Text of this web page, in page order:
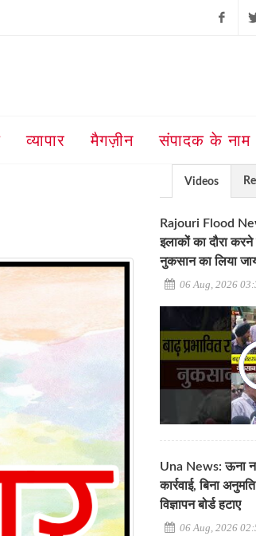
व्यापार मैगज़ीन संपादक के नाम
Videos
Rajouri Flood
इलाकों का दौरा
नुकसान का लिया
06 Aug, 2026
Una News: ऊना
कार्रवाई, बिना
विज्ञापन बोर्ड हटाए
06 Aug, 2026